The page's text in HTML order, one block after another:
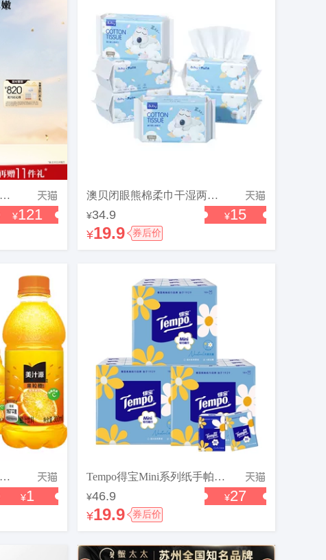
相宜本草至臻焕颜淡纹水乳霜补水保湿滋润护肤品官方旗舰店正品sz
¥121
澳贝闭眼熊棉柔巾干湿两用洗脸巾新生婴儿手口专用宝宝纸巾非湿巾
¥34.9 ¥15
¥19.9 券后价
可口可乐「美汁源」果粒橙果汁/果味饮料瓶装橙汁富含维生素C整箱
¥1
Tempo得宝Mini系列纸手帕4层加厚5张54小包无香/蓝风铃香手帕纸K
¥46.9 ¥27
¥19.9 券后价